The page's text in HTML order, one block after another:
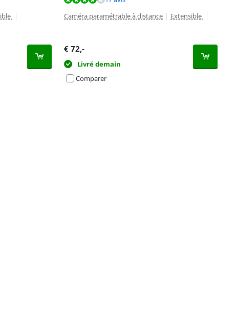
|
Caméra paramétrable à distance | Extensible |
€ 72,-
Livré demain
Comparer